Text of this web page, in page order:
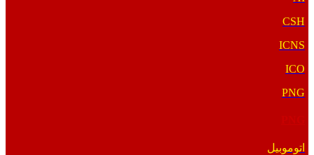
CSH
ICNS
ICO
PNG
اتوموبیل